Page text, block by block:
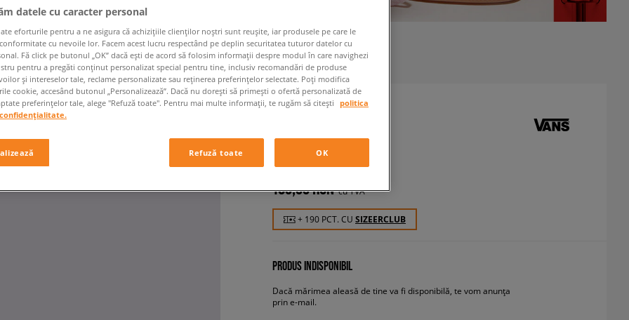
bărbați, sneakers
189,99 RON cu TVA
+ 190 PCT. CU SIZEERCLUB
PRODUS INDISPONIBIL
Dacă mărimea aleasă de tine va fi disponibilă, te vom anunța
prin e-mail.
datele cu caracter personal
eforturile pentru a ne asigura că achizițiile clienților noștri sunt reușite, iar produsele pe care le
cu nevoile lor. Facem acest lucru respectând pe deplin securitatea tuturor datelor cu
Fă click pe butonul „OK” dacă ești de acord să folosim informații despre modul în care navighezi
pentru a pregăti conținut personalizat special pentru tine, inclusiv recomandări de produse
și intereselor tale, reclame personalizate sau reținerea preferințelor selectate. Poți modifica
cookie, accesând butonul „Personalizează”. Dacă nu dorești să primești o ofertă personalizată de
preferințelor tale, alege "Refuză toate". Pentru mai multe informații, te rugăm să citești politica
Refuză toate OK